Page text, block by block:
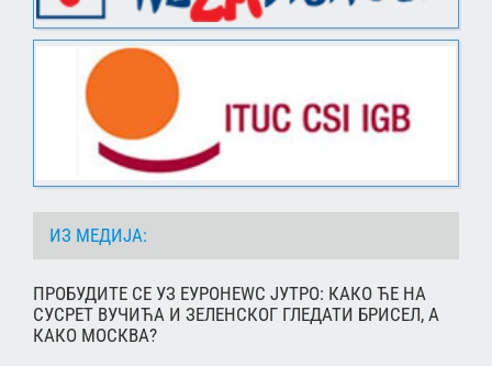
ИЗ МЕДИЈА:
ПРОБУДИТЕ СЕ УЗ ЕУРОНЕWС ЈУТРО: КАКО ЋЕ НА
СУСРЕТ ВУЧИЋА И ЗЕЛЕНСКОГ ГЛЕДАТИ БРИСЕЛ, А
КАКО МОСКВА?